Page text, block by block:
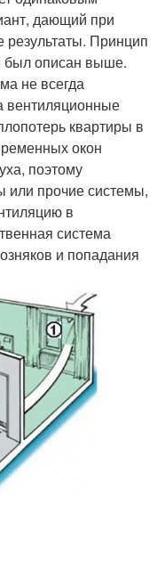
дающий при
результаты. Принцип
был описан выше.
не всегда
вентиляционные
квартиры в
окон
поэтому
или прочие системы,
в
система
и попадания